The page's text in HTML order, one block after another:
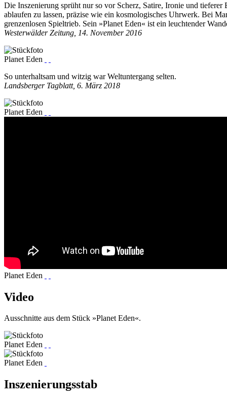
Die Inszenierung sprüht nur so vor Scherz, Satire, Ironie und
ablaufen zu lassen, präzise wie ein kosmologisches Uhrwerk. Bei
grenzenlosen Spieltrieb. Sein »Planet Eden« ist ein leuchtender
Westerwälder Zeitung, 14. November 2016
Planet Eden
So unterhaltsam und witzig war Weltuntergang selten.
Landsberger Tagblatt, 6. März 2018
Planet Eden
Planet Eden
Video
Ausschnitte aus dem Stück »Planet Eden«.
Planet Eden
Planet Eden
Inszenierungsstab